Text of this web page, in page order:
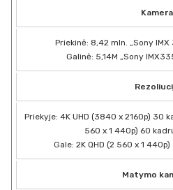
Kamera
Priekinė: 8,42 mln. „Sony IMX
Galinė: 5,14M „Sony
Priekyje: 4K UHD (3840 x 2160p) 30
560 x 1 440p) 60
Gale: 2K QHD (2 560 x 1
Matymo